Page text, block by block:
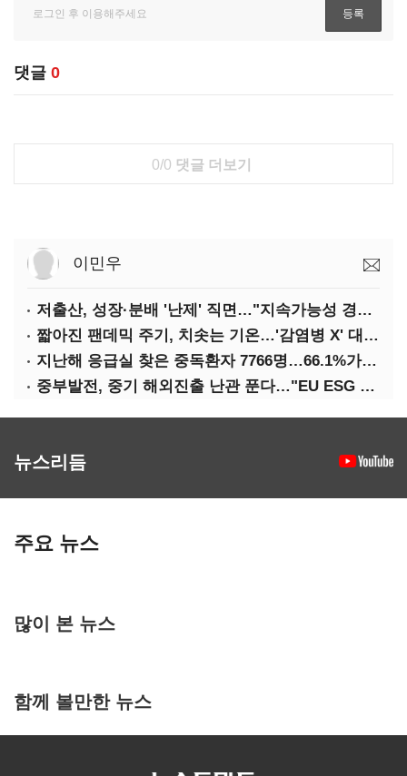
댓글 0
0/0 댓글 더보기
이민우
저출산, 성장·분배 '난제' 직면…"지속가능성 경고등"
짧아진 팬데믹 주기, 치솟는 기온…'감염병 X' 대비해야
지난해 응급실 찾은 중독환자 7766명…66.1%가 '의도적 중독'
중부발전, 중기 해외진출 난관 푼다…"EU ESG 실사 공동 대응"
뉴스리듬
주요 뉴스
많이 본 뉴스
함께 볼만한 뉴스